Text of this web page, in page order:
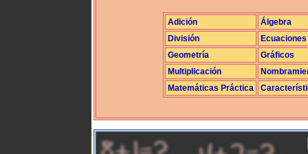
Adición
Álgebra
División
Ecuaciones
Geometría
Gráficos
Multiplicación
Matemáticas Práctica